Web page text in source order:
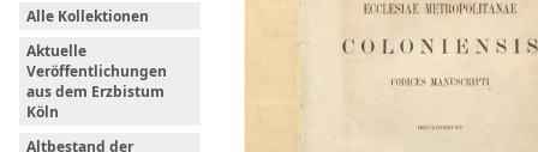
Alle Kollektionen
Aktuelle
Veröffentlichungen
aus dem Erzbistum
Köln
Altbestand der